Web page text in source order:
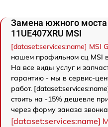
Замена южного моста
11UE407XRU MSI
[dataset:services:name] MSI
нашем профильном сц MSI
На все виды услуг и
гарантию - мы в сервис-
работ.
стоить на -15% дешевле
через форму заказа
[dataset:services:name]